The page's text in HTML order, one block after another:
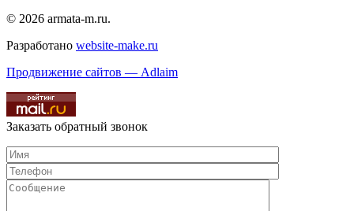
© 2026 armata-m.ru.
Разработано website-make.ru
Продвижение сайтов — Adlaim
Заказать обратный звонок